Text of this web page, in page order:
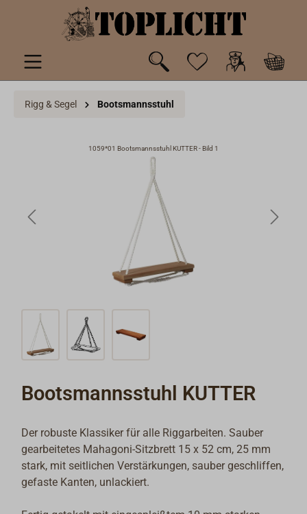
springen
Rigg & Segel Bootsmannsstuhl
1059*01 Bootsmannsstuhl KUTTER - Bild 1
Bootsmannsstuhl KUTTER
Der robuste Klassiker für alle Riggarbeiten. Sauber
gearbeitetes Mahagoni-Sitzbrett 15 x 52 cm, 25 mm
stark, mit seitlichen Verstärkungen, sauber geschliffen,
gefaste Kanten, unlackiert.